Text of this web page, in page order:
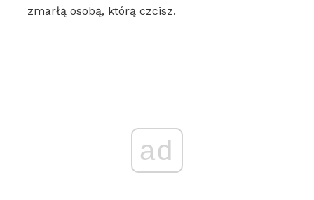
zmarłą osobą, którą czcisz.
ad